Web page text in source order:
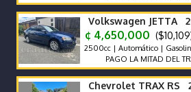
Volkswagen JETTA
¢ 4,650,000
2500cc | Automático |
PAGO LA MITAD DEL
Chevrolet TRAX RS